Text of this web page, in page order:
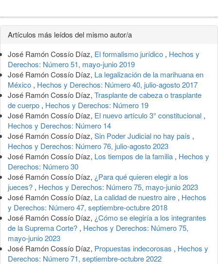
Detalles
del
artículo
Artículos más leídos del mismo autor/a
José Ramón Cossío Díaz, El formalismo jurídico , Hechos y
Derechos: Número 51, mayo-junio 2019
José Ramón Cossío Díaz, La legalización de la marihuana en
México , Hechos y Derechos: Número 40, julio-agosto 2017
José Ramón Cossío Díaz, Trasplante de cabeza o trasplante
de cuerpo , Hechos y Derechos: Número 19
José Ramón Cossío Díaz, El nuevo artículo 3° constitucional ,
Hechos y Derechos: Número 14
José Ramón Cossío Díaz, Sin Poder Judicial no hay país ,
Hechos y Derechos: Número 76, julio-agosto 2023
José Ramón Cossío Díaz, Los tiempos de la familia , Hechos y
Derechos: Número 30
José Ramón Cossío Díaz, ¿Para qué quieren elegir a los
jueces? , Hechos y Derechos: Número 75, mayo-junio 2023
José Ramón Cossío Díaz, La calidad de nuestro aire , Hechos
y Derechos: Número 47, septiembre-octubre 2018
José Ramón Cossío Díaz, ¿Cómo se elegiría a los integrantes
de la Suprema Corte? , Hechos y Derechos: Número 75,
mayo-junio 2023
José Ramón Cossío Díaz, Propuestas indecorosas , Hechos y
Derechos: Número 71, septiembre-octubre 2022